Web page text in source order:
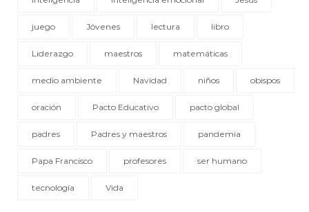
juego Jóvenes lectura libro
Liderazgo maestros matemáticas
medio ambiente Navidad niños obispos
oración Pacto Educativo pacto global
padres Padres y maestros pandemia
Papa Francisco profesores ser humano
tecnología Vida